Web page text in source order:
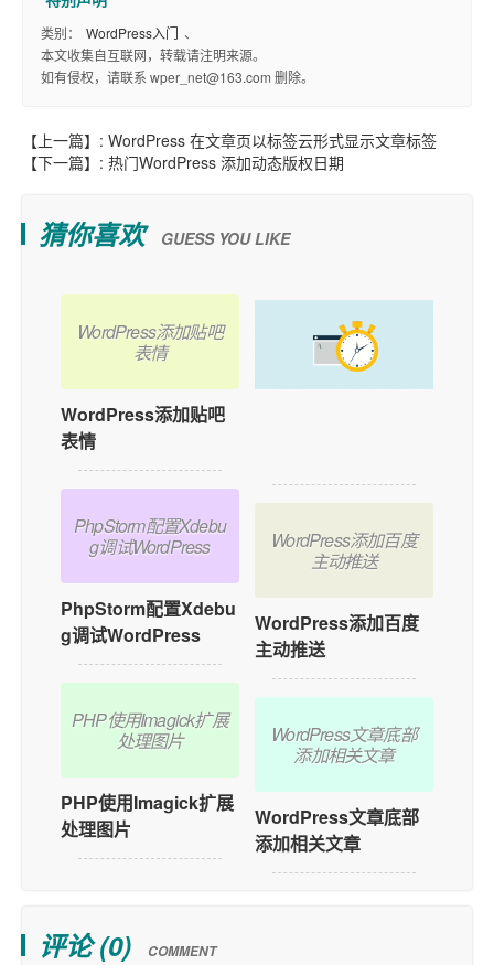
类别： WordPress入门 、
本文收集自互联网，转载请注明来源。
如有侵权，请联系 wper_net@163.com 删除。
【上一篇】: WordPress 在文章页以标签云形式显示文章标签
【下一篇】: 热门WordPress 添加动态版权日期
猜你喜欢 GUESS YOU LIKE
WordPress添加贴吧
表情
WordPress添加贴吧
表情
PhpStorm配置Xdebu
g调试WordPress
PhpStorm配置Xdebu
g调试WordPress
PHP使用Imagick扩展
处理图片
PHP使用Imagick扩展
处理图片
WordPress添加百度
主动推送
WordPress添加百度
主动推送
WordPress文章底部
添加相关文章
WordPress文章底部
添加相关文章
评论 (0) COMMENT